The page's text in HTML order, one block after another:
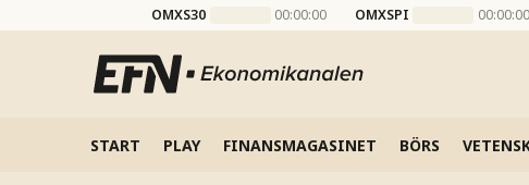
OMXS30 00:00:00 OMXSPI 00:00:00
START PLAY FINANSMAGASINET BÖRS